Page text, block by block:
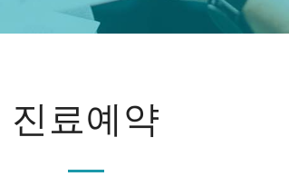
진료예약